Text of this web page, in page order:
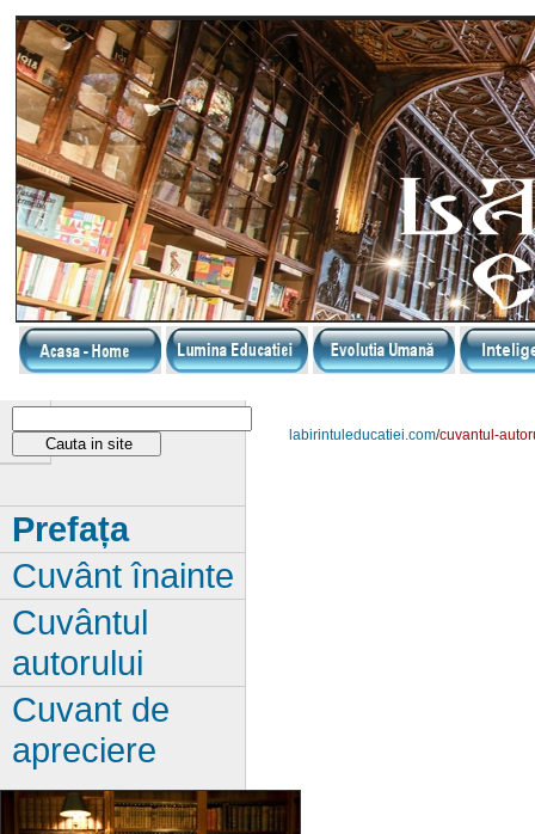
labirintuleducatiei.com/cuvantul-
Prefața
Cuvânt înainte
Cuvântul
autorului
Cuvant de
apreciere